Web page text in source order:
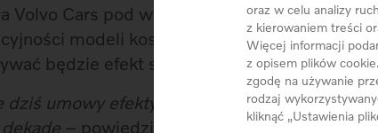
oraz w celu analizy
z kierowaniem treści
Więcej informacji
z opisem plików
zgodę na używanie
rodzaj
kliknąć „Ustawienia
Volvo Cars pod względem technologii,
modeli kosztowych. W Chinach
będzie efekt skali w ramach wielkiej
dziś umowy efektywnie zabezpieczają nam
– powiedziała Martina Buchhauser,